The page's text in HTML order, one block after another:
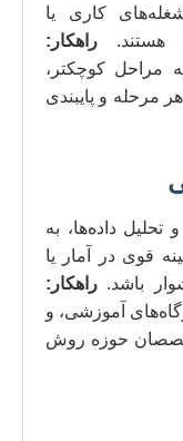
کاری یا
هستند. راهکار:
مراحل کوچکتر،
مرحله و پایبندی
داده‌ها، به
قوی در آمار یا
باشد. راهکار:
آموزشی، و
حوزه روش